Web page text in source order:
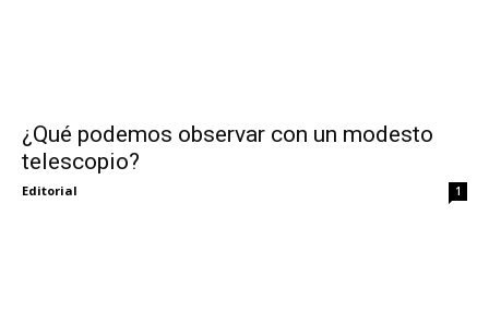
¿Qué podemos observar con un modesto
telescopio?
Editorial 1